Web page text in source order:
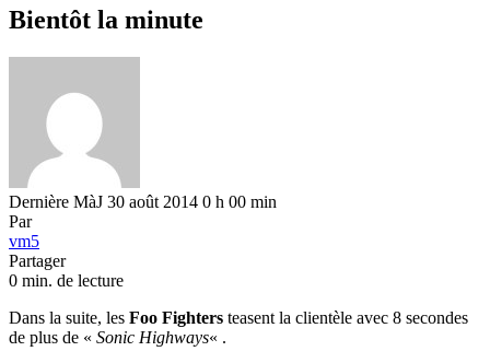
Bientôt la minute
Dernière MàJ 30 août 2014 0 h 00 min
Par
vm5
Partager
0 min. de lecture
Dans la suite, les Foo Fighters teasent la clientèle avec 8 secondes
de plus de « Sonic Highways« .